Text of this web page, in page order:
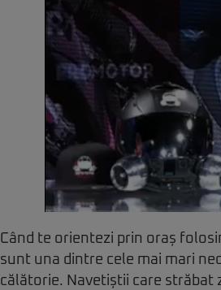
Când te orientezi prin oraș
sunt una dintre cele mai mari
călătorie. Navetiștii care străbat